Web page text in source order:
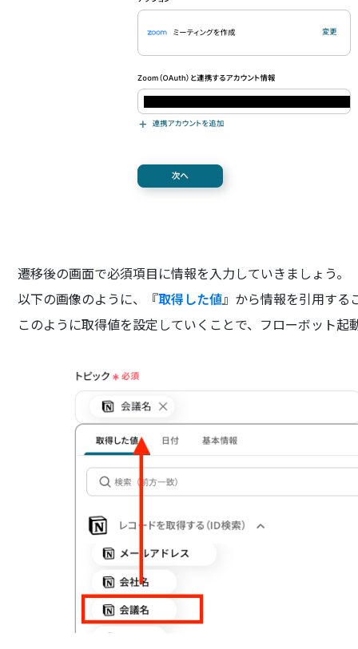
遷移後の画面で必須項目に情報を入力していきましょう。
以下の画像のように、『取得した値』から情報を引用する
このように取得値を設定していくことで、フローボット